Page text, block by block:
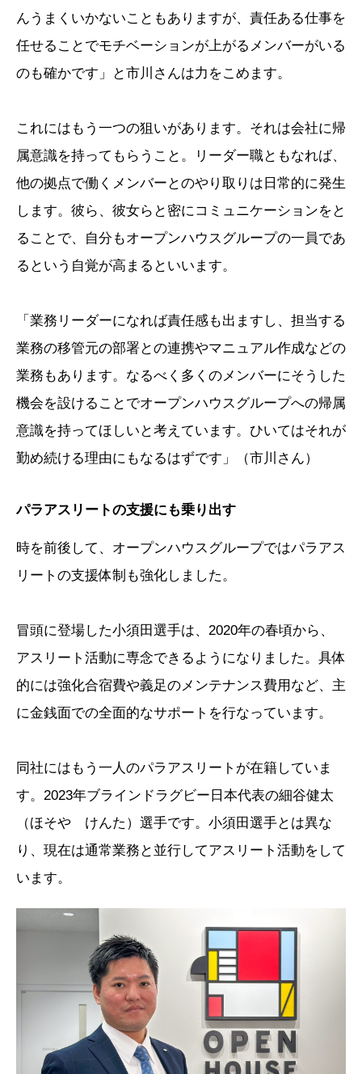
んうまくいかないこともありますが、責任ある仕事を
任せることでモチベーションが上がるメンバーがいる
のも確かです」と市川さんは力をこめます。
これにはもう一つの狙いがあります。それは会社に帰
属意識を持ってもらうこと。リーダー職ともなれば、
他の拠点で働くメンバーとのやり取りは日常的に発生
します。彼ら、彼女らと密にコミュニケーションをと
ることで、自分もオープンハウスグループの一員であ
るという自覚が高まるといいます。
「業務リーダーになれば責任感も出ますし、担当する
業務の移管元の部署との連携やマニュアル作成などの
業務もあります。なるべく多くのメンバーにそうした
機会を設けることでオープンハウスグループへの帰属
意識を持ってほしいと考えています。ひいてはそれが
勤め続ける理由にもなるはずです」（市川さん）
パラアスリートの支援にも乗り出す
時を前後して、オープンハウスグループではパラアス
リートの支援体制も強化しました。
冒頭に登場した小須田選手は、2020年の春頃から、
アスリート活動に専念できるようになりました。具体
的には強化合宿費や義足のメンテナンス費用など、主
に金銭面での全面的なサポートを行なっています。
同社にはもう一人のパラアスリートが在籍していま
す。2023年ブラインドラグビー日本代表の細谷健太
（ほそや けんた）選手です。小須田選手とは異な
り、現在は通常業務と並行してアスリート活動をして
います。